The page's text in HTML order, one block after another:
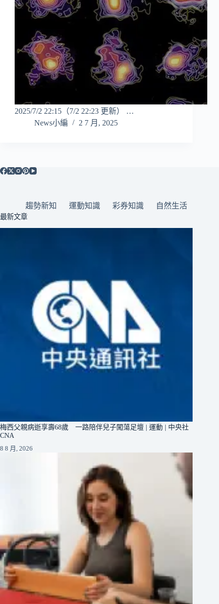
2025/7/2 22:15（7/2 22:23 更新） …
News小編
2 7 月, 2025
趨勢新知 運動知識 彩券知識 自然生活
最新文章
梅西父親病逝享壽68歲 一路陪伴兒子闖蕩足壇 | 運動 | 中央社
CNA
8 8 月, 2026